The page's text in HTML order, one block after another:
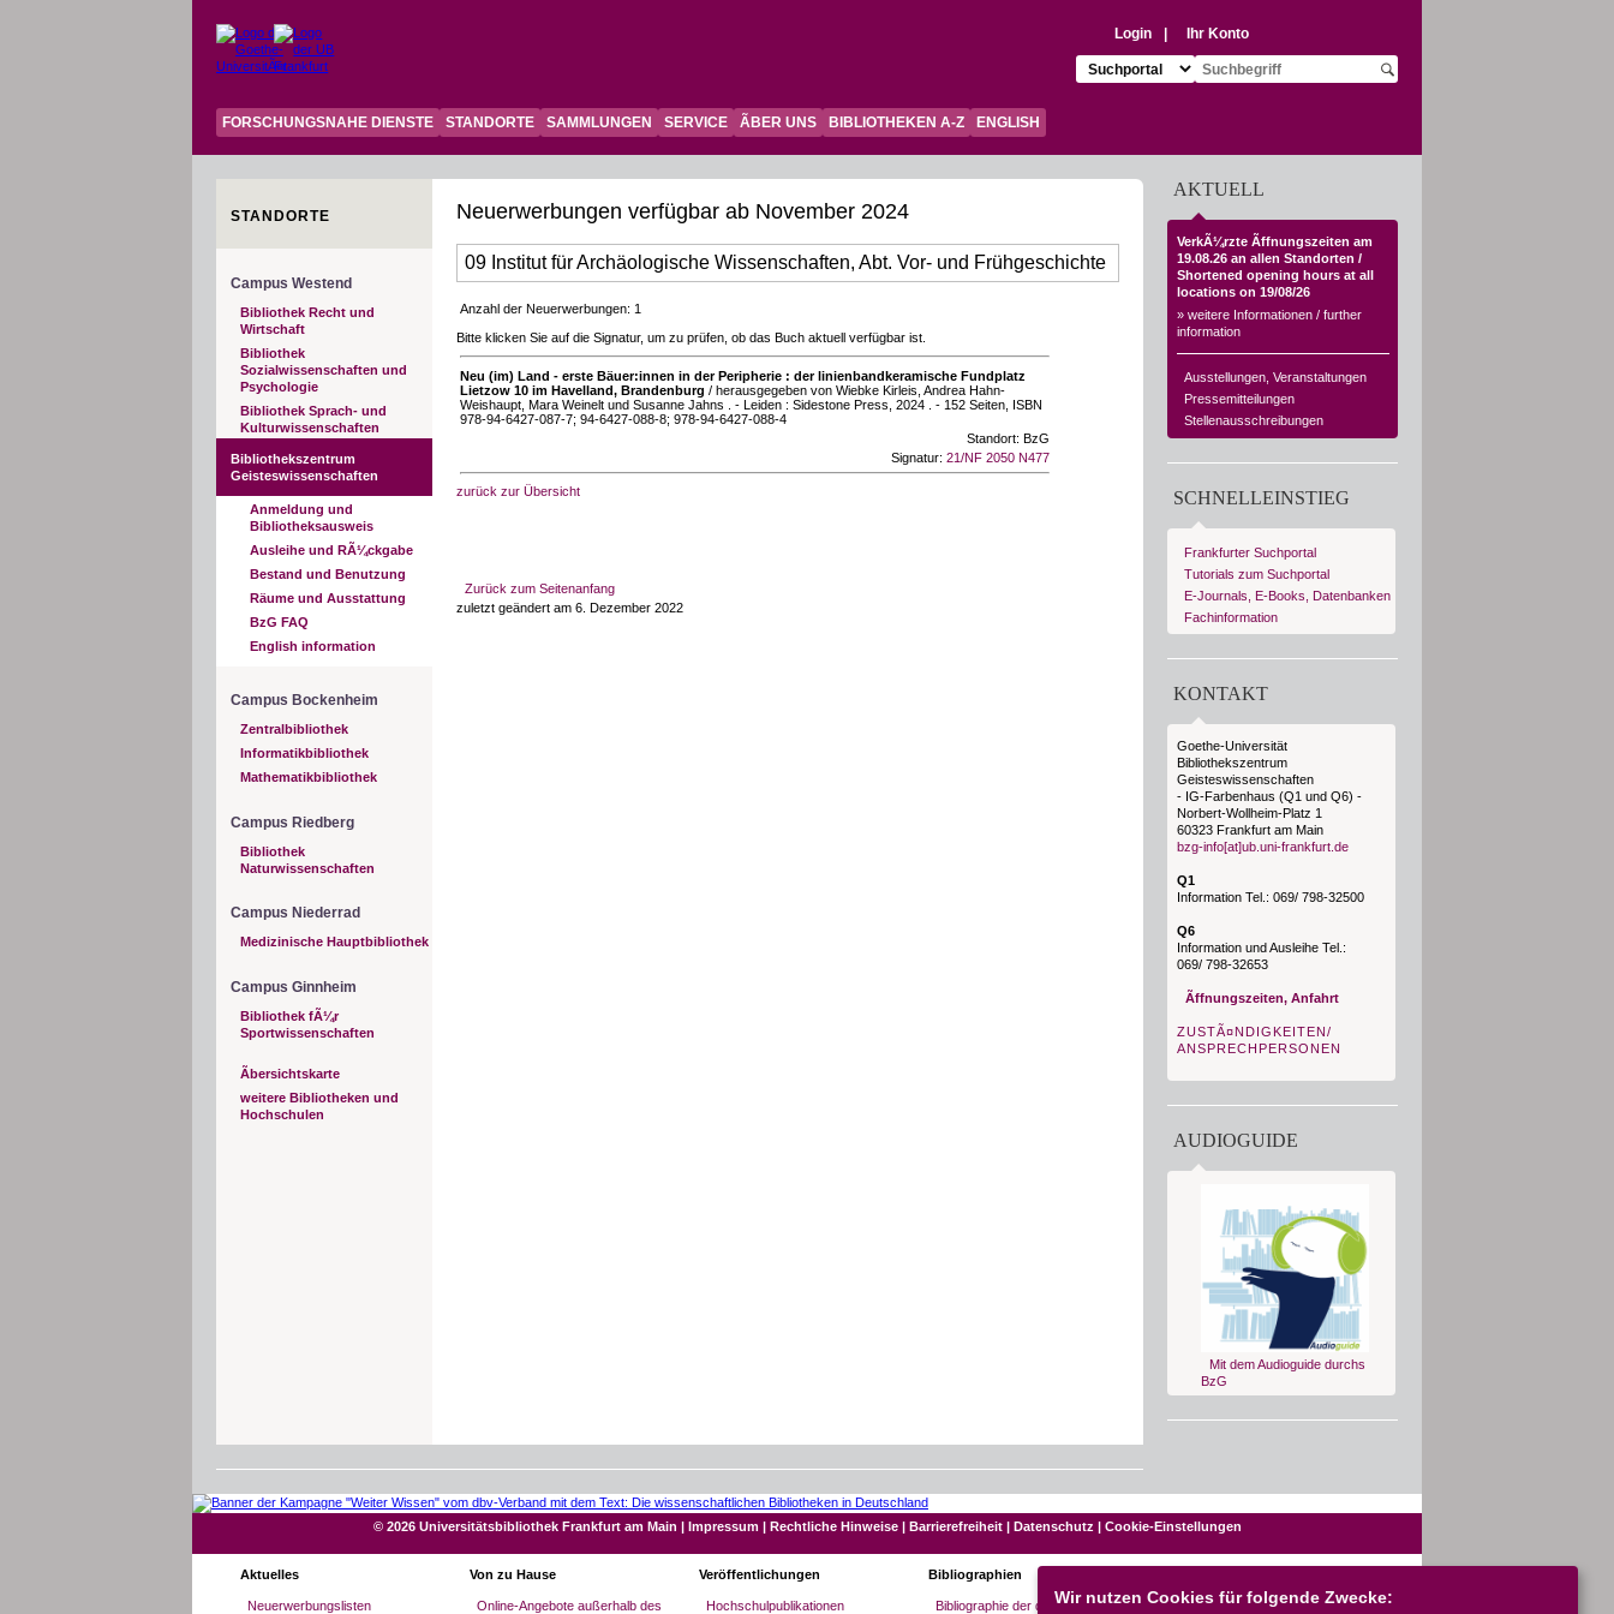
Login
Ihr Konto
Suchziel auswÃ¤hlen:Suchbegriff eingeben:
Suche starten
FORSCHUNGSNAHE DIENSTE STANDORTE SAMMLUNGEN SERVICE ÃBER UNS BIBLIOTHEKEN A-Z ENGLISH
STANDORTE
Campus Westend
Bibliothek Recht und
Wirtschaft
Bibliothek
Sozialwissenschaften und
Psychologie
Bibliothek Sprach- und
Kulturwissenschaften
Bibliothekszentrum
Geisteswissenschaften
Anmeldung und
Bibliotheksausweis
Ausleihe und RÃ¼ckgabe
Bestand und Benutzung
Räume und Ausstattung
BzG FAQ
English information
Campus Bockenheim
Zentralbibliothek
Informatikbibliothek
Mathematikbibliothek
Campus Riedberg
Bibliothek
Naturwissenschaften
Campus Niederrad
Medizinische Hauptbibliothek
Campus Ginnheim
Bibliothek fÃ¼r
Sportwissenschaften
Ãbersichtskarte
weitere Bibliotheken und
Hochschulen
Neuerwerbungen verfügbar ab November 2024
09 Institut für Archäologische Wissenschaften, Abt. Vor- und Frühgeschichte
Anzahl der Neuerwerbungen: 1
Bitte klicken Sie auf die Signatur, um zu prüfen, ob das Buch aktuell verfügbar ist.
Neu (im) Land - erste Bäuer:innen in der Peripherie : der linienbandkeramische Fundplatz
Lietzow 10 im Havelland, Brandenburg / herausgegeben von Wiebke Kirleis, Andrea Hahn-
Weishaupt, Mara Weinelt und Susanne Jahns . - Leiden : Sidestone Press, 2024 . - 152 Seiten, ISBN
978-94-6427-087-7; 94-6427-088-8; 978-94-6427-088-4
Standort: BzG
Signatur: 21/NF 2050 N477
zurück zur Übersicht
Zurück zum Seitenanfang
zuletzt geändert am 6. Dezember 2022
AKTUELL
VerkÃ¼rzte Ãffnungszeiten am
19.08.26 an allen Standorten /
Shortened opening hours at all
locations on 19/08/26
» weitere Informationen / further
information
Ausstellungen, Veranstaltungen
Pressemitteilungen
Stellenausschreibungen
SCHNELLEINSTIEG
Frankfurter Suchportal
Tutorials zum Suchportal
E-Journals, E-Books, Datenbanken
Fachinformation
KONTAKT
Goethe-Universität
Bibliothekszentrum
Geisteswissenschaften
- IG-Farbenhaus (Q1 und Q6) -
Norbert-Wollheim-Platz 1
60323 Frankfurt am Main
bzg-info[at]ub.uni-frankfurt.de
Q1
Information Tel.: 069/ 798-32500
Q6
Information und Ausleihe Tel.:
069/ 798-32653
Ãffnungszeiten, Anfahrt
ZUSTÃ¤NDIGKEITEN/
ANSPRECHPERSONEN
AUDIOGUIDE
Mit dem Audioguide durchs
BzG
© 2026 Universitätsbibliothek Frankfurt am Main | Impressum | Rechtliche Hinweise| Barrierefreiheit| Datenschutz | Cookie-Einstellungen
Aktuelles
Neuerwerbungslisten
Von zu Hause
Online-Angebote außerhalb des
Veröffentlichungen
Hochschulpublikationen
Bibliographien
Bibliographie der deutschen Bibliothekssystem in Zahlen
Wir nutzen Cookies für folgende Zwecke: